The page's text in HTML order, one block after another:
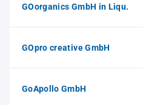
GOorganics GmbH in Liqu.
GOpro creative GmbH
GoApollo GmbH